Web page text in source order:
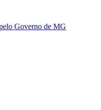
Governo de MG